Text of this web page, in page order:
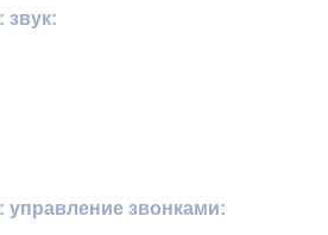
звук:
звонками: